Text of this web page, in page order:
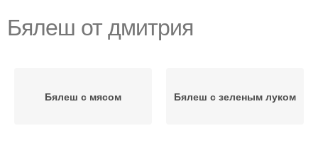
Бялеш от дмитрия
Бялеш с мясом Бялеш с зеленым луком